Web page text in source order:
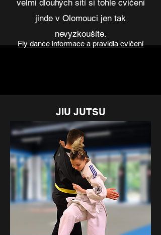
velmi dlouhých sítí si tohle cvičení
jinde v Olomouci jen tak
nevyzkoušíte.
JIU JUTSU
Fly dance informace a pravidla cvičení